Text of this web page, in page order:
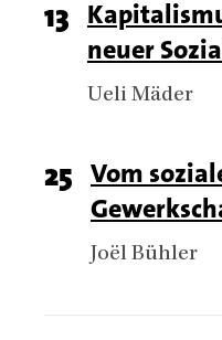
Chapter
articles
Page
number
13 Titel
neuer
Authors
Ueli Mäder
Page
number
25 Titel
Vom
Authors
Joël Bühler